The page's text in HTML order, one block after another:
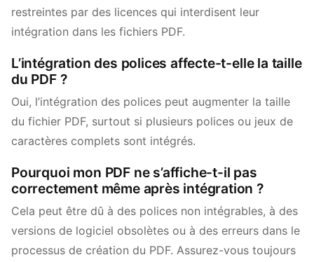
restreintes par des licences qui interdisent leur
intégration dans les fichiers PDF.
L’intégration des polices affecte-t-elle la taille
du PDF ?
Oui, l’intégration des polices peut augmenter la taille
du fichier PDF, surtout si plusieurs polices ou jeux de
caractères complets sont intégrés.
Pourquoi mon PDF ne s’affiche-t-il pas
correctement même après intégration ?
Cela peut être dû à des polices non intégrables, à des
versions de logiciel obsolètes ou à des erreurs dans le
processus de création du PDF. Assurez-vous toujours